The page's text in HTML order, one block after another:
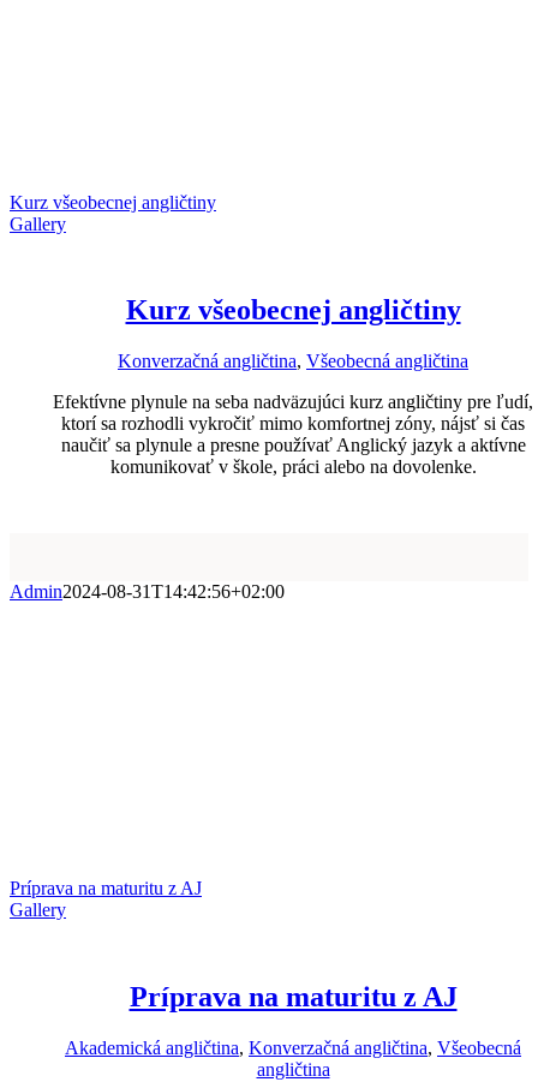
Kurz všeobecnej angličtiny
Gallery
Kurz všeobecnej angličtiny
Konverzačná angličtina, Všeobecná angličtina
Efektívne plynule na seba nadväzujúci kurz angličtiny pre ľudí,
ktorí sa rozhodli vykročiť mimo komfortnej zóny, nájsť si čas
naučiť sa plynule a presne používať Anglický jazyk a aktívne
komunikovať v škole, práci alebo na dovolenke.
Admin2024-08-31T14:42:56+02:00
Príprava na maturitu z AJ
Gallery
Príprava na maturitu z AJ
Akademická angličtina, Konverzačná angličtina, Všeobecná
angličtina